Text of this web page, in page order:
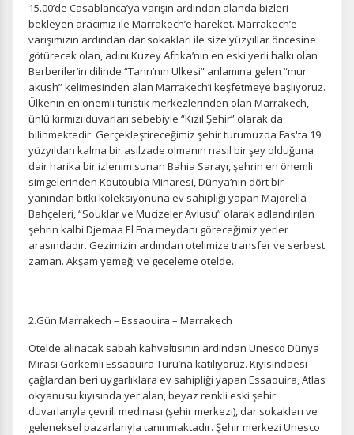
15.00’de Casablanca’ya varışın ardından alanda bizleri
bekleyen aracımız ile Marrakech’e hareket. Marrakech’e
varışımızın ardından dar sokakları ile size yüzyıllar öncesine
götürecek olan, adını Kuzey Afrika’nın en eski yerli halkı olan
Berberiler’in dilinde “Tanrı’nın Ülkesi” anlamına gelen “mur
akush” kelimesinden alan Marrakech’i keşfetmeye başlıyoruz.
Ülkenin en önemli turistik merkezlerinden olan Marrakech,
ünlü kırmızı duvarları sebebiyle “Kızıl Şehir” olarak da
bilinmektedir. Gerçekleştireceğimiz şehir turumuzda Fas'ta 19.
yüzyıldan kalma bir asilzade olmanın nasıl bir şey olduğuna
dair harika bir izlenim sunan Bahia Sarayı, şehrin en önemli
simgelerinden Koutoubia Minaresi, Dünya’nın dört bir
yanından bitki koleksiyonuna ev sahipliği yapan Majorella
Bahçeleri, “Souklar ve Mucizeler Avlusu” olarak adlandırılan
şehrin kalbi Djemaa El Fna meydanı göreceğimiz yerler
arasındadır. Gezimizin ardından otelimize transfer ve serbest
zaman. Akşam yemeği ve geceleme otelde.
2.Gün Marrakech – Essaouira – Marrakech
Otelde alınacak sabah kahvaltısının ardından Unesco Dünya
Mirası Görkemli Essaouira Turu’na katılıyoruz. Kıyısındaesi
çağlardan beri uygarlıklara ev sahipliği yapan Essaouira, Atlas
okyanusu kıyısında yer alan, beyaz renkli eski şehir
duvarlarıyla çevrili medinası (şehir merkezi), dar sokakları ve
geleneksel pazarlarıyla tanınmaktadır. Şehir merkezi Unesco